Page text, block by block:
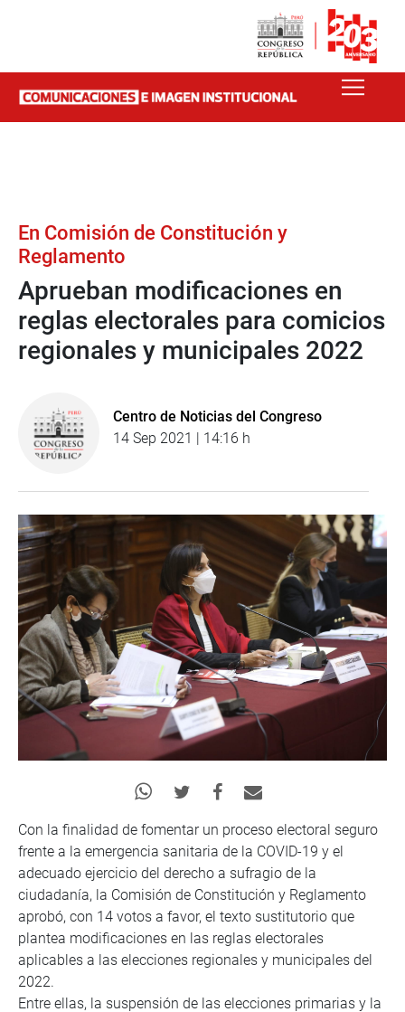
En Comisión de Constitución y
Reglamento
Aprueban modificaciones en
reglas electorales para comicios
regionales y municipales 2022
Centro de Noticias del Congreso
14 Sep 2021 | 14:16 h
Con la finalidad de fomentar un proceso electoral seguro
frente a la emergencia sanitaria de la COVID-19 y el
adecuado ejercicio del derecho a sufragio de la
ciudadanía, la Comisión de Constitución y Reglamento
aprobó, con 14 votos a favor, el texto sustitutorio que
plantea modificaciones en las reglas electorales
aplicables a las elecciones regionales y municipales del
2022.
Entre ellas, la suspensión de las elecciones primarias y la